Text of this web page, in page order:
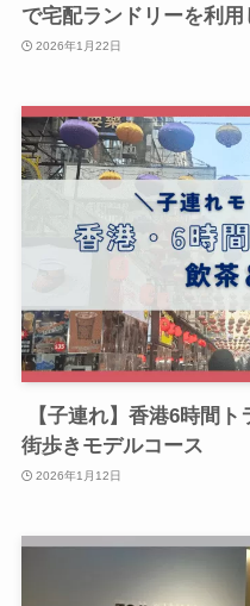
で宅配ランドリーを利用
2026年1月22日
【子連れ】香港6時間
街歩きモデルコース
2026年1月12日